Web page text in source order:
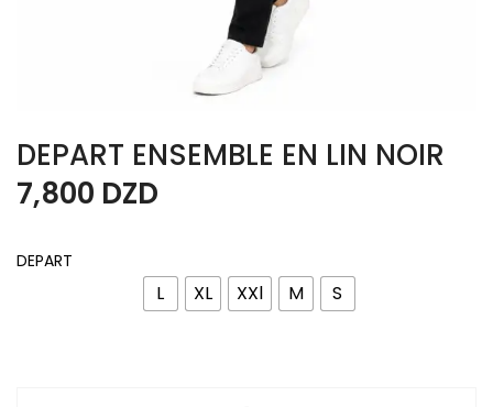
DEPART ENSEMBLE EN LIN NOIR
7,800 DZD
L XL XXl M S
DEPART